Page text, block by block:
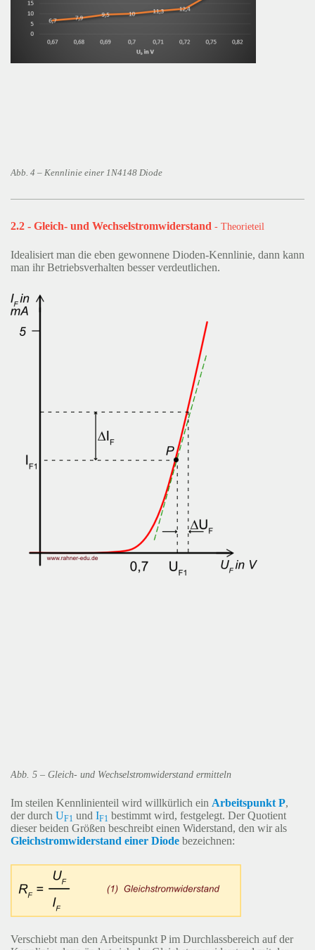
Abb. 4 – Kennlinie einer 1N4148 Diode
2.2 - Gleich- und Wechselstromwiderstand - Theorieteil
Idealisiert man die eben gewonnene Dioden-Kennlinie, dann kann
man ihr Betriebsverhalten besser verdeutlichen.
Abb. 5 – Gleich- und Wechselstromwiderstand ermitteln
Im steilen Kennlinienteil wird willkürlich ein Arbeitspunkt P,
der durch UF1 und IF1 bestimmt wird, festgelegt. Der Quotient
dieser beiden Größen beschreibt einen Widerstand, den wir als
Gleichstromwiderstand einer Diode bezeichnen:
Verschiebt man den Arbeitspunkt P im Durchlassbereich auf der